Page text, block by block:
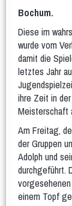
Kinder
- Eltern &
- Eltern &
- Eltern &
Kiga-Kids
KiGa-Kids
Kiga-Kids
Kiga-Kids
Kiga-Kids
Schüler/innen
1.-3. Klasse
4.-6. Klasse
1.-2. Klasse
Jugendliche
Bochum.
Diese im
wurde vom
damit die
letztes Jahr
ihre Zeit in
Meisterschaft
Am Freitag,
der Gruppen
Adolph und
durchgeführt.
einem Topf